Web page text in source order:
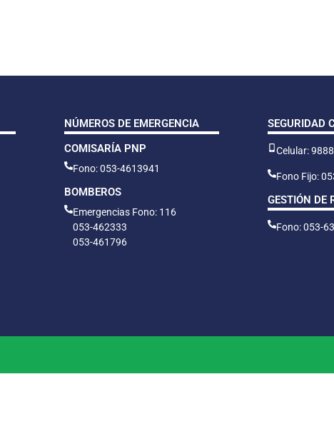
NÚMEROS DE EMERGENCIA
COMISARÍA PNP
Fono: 053-4613941
BOMBEROS
Emergencias Fono: 116
053-462333
053-461796
SEGURIDAD
Celular:
Fono Fijo:
GESTIÓN DE
Fono: 053-